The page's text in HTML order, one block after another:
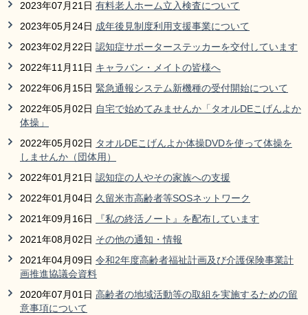
2023年07月21日 有料老人ホーム立入検査について
2023年05月24日 成年後見制度利用支援事業について
2023年02月22日 認知症サポーターステッカーを交付しています
2022年11月11日 キャラバン・メイトの皆様へ
2022年06月15日 緊急通報システム新機種の受付開始について
2022年05月02日 自宅で始めてみませんか「タオルDEこげんよか
体操」
2022年05月02日 タオルDEこげんよか体操DVDを使って体操を
しませんか（団体用）
2022年01月21日 認知症の人やその家族への支援
2022年01月04日 久留米市高齢者等SOSネットワーク
2021年09月16日
『私の終活ノート』を配布しています
2021年08月02日 その他の通知・情報
2021年04月09日 令和2年度高齢者福祉計画及び介護保険事業計
画推進協議会資料
2020年07月01日 高齢者の地域活動等の取組を実施するための留
意事項について